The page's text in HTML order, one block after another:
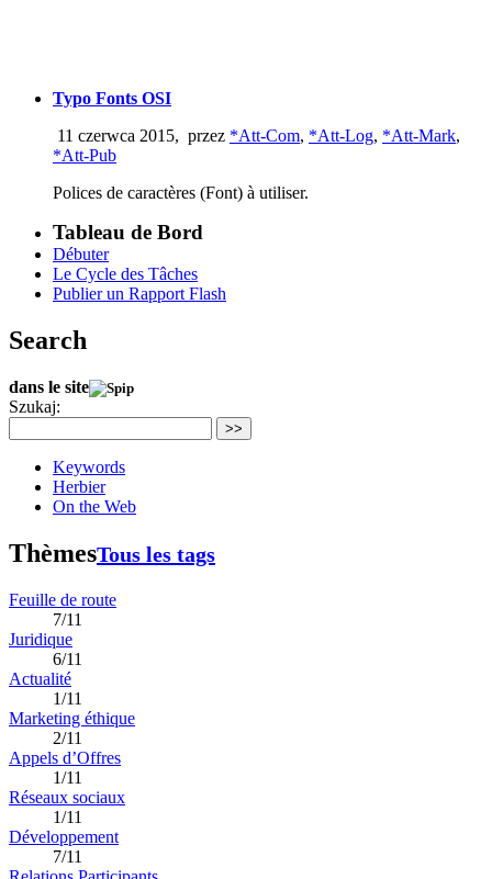
Typo Fonts OSI
11 czerwca 2015, przez *Att-Com, *Att-Log, *Att-Mark,
*Att-Pub
Polices de caractères (Font) à utiliser.
Tableau de Bord
Débuter
Le Cycle des Tâches
Publier un Rapport Flash
Search
dans le site
Szukaj:
>>
Keywords
Herbier
On the Web
ThèmesTous les tags
Feuille de route
7/11
Juridique
6/11
Actualité
1/11
Marketing éthique
2/11
Appels d’Offres
1/11
Réseaux sociaux
1/11
Développement
7/11